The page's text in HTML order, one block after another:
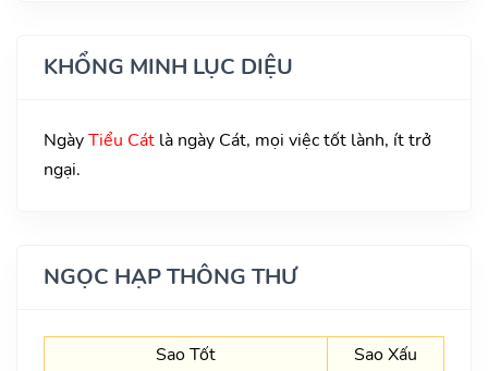
KHỔNG MINH LỤC DIỆU
NgàyTiểu Cát là ngày Cát, mọi việc tốt lành, ít trở
ngại.
NGỌC HẠP THÔNG THƯ
Sao Tốt Sao Xấu